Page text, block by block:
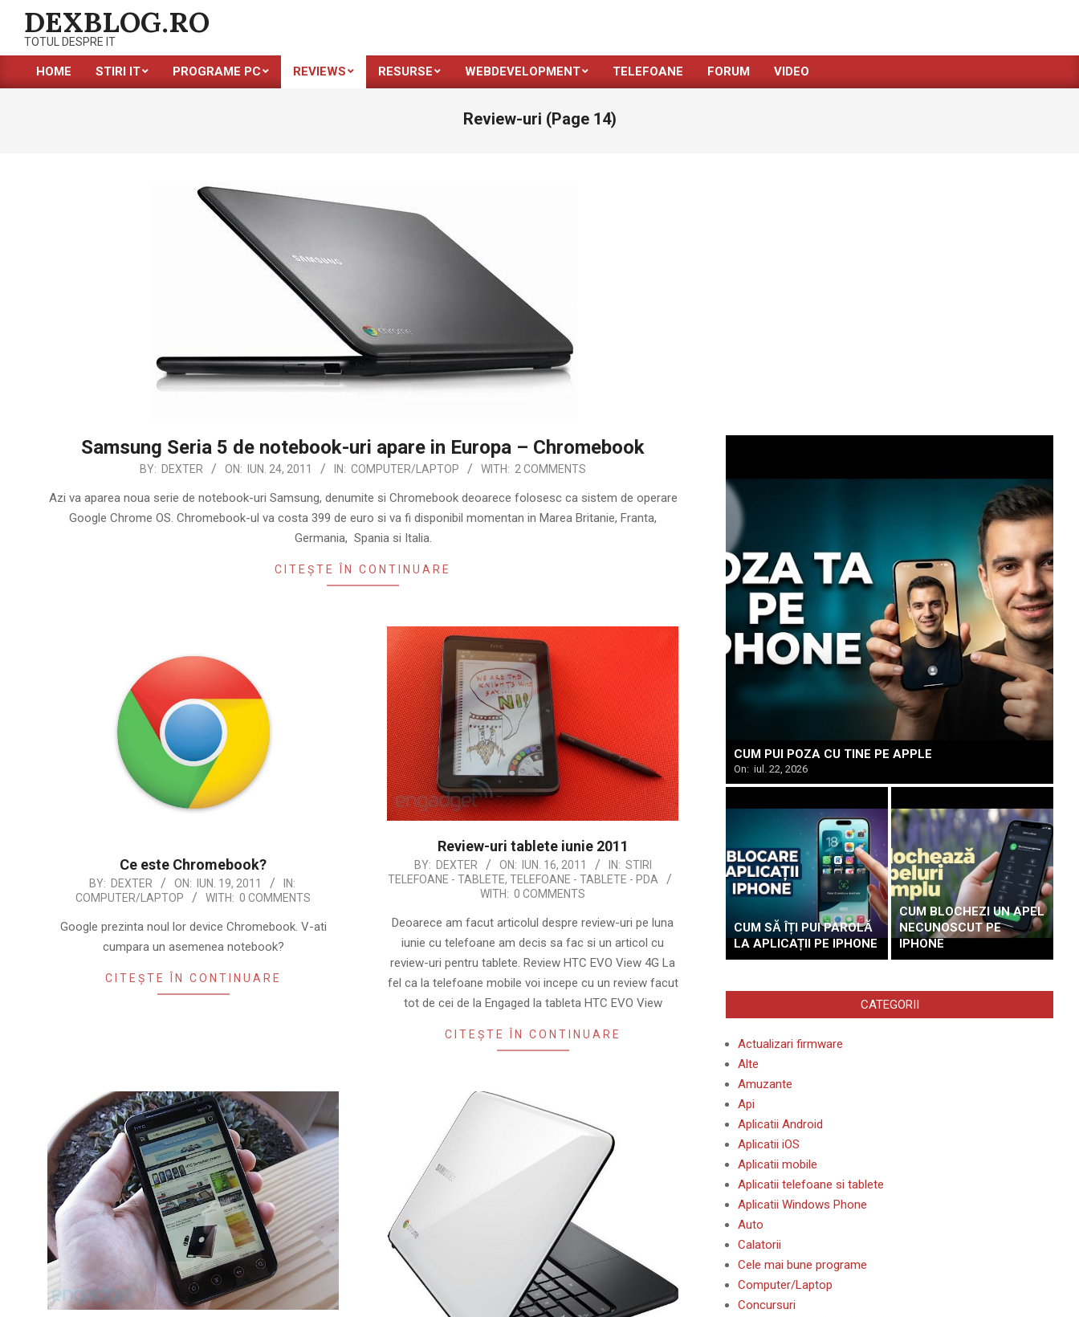
content
DEXBLOG.RO
TOTUL DESPRE IT
Primary
HOME STIRI IT PROGRAME PC REVIEWS RESURSE WEBDEVELOPMENT TELEFOANE FORUM VIDEO
Review-uri (Page 14)
Samsung Seria 5 de notebook-uri apare in Europa – Chromebook
BY: DEXTER ON: IUN. 24, 2011 IN: COMPUTER/LAPTOP WITH: 2 COMMENTS
Azi va aparea noua serie de notebook-uri Samsung, denumite si Chromebook deoarece folosesc ca sistem de operare
Google Chrome OS. Chromebook-ul va costa 399 de euro si va fi disponibil momentan in Marea Britanie, Franta,
Germania, Spania si Italia.
CITEȘTE ÎN CONTINUARE
Ce este Chromebook?
BY: DEXTER ON: IUN. 19, 2011
IN:
COMPUTER/LAPTOP
WITH: 0 COMMENTS
Google prezinta noul lor device Chromebook. V-ati
cumpara un asemenea notebook?
CITEȘTE ÎN CONTINUARE
Review-uri tablete iunie 2011
2011-
06-
BY: DEXTER ON: IUN. 16, 2011 IN: STIRI
TELEFOANE - TABLETE, TELEFOANE - TABLETE - PDA
WITH: 0 COMMENTS
Deoarece am facut articolul despre review-uri pe luna
iunie cu telefoane am decis sa fac si un articol cu
review-uri pentru tablete. Review HTC EVO View 4G La
fel ca la telefoane mobile voi incepe cu un review facut
tot de cei de la Engaged la tableta HTC EVO View
CITEȘTE ÎN CONTINUARE
CUM PUI POZA CU TINE PE APPLE
On: iul. 22, 2026
CUM SĂ ÎȚI PUI PAROLĂ
LA APLICAȚII PE IPHONE
CUM BLOCHEZI UN APEL
NECUNOSCUT PE
IPHONE
CATEGORII
Actualizari firmware
Alte
Amuzante
Api
Aplicatii Android
Aplicatii iOS
Aplicatii mobile
Aplicatii telefoane si tablete
Aplicatii Windows Phone
Auto
Calatorii
Cele mai bune programe
Computer/Laptop
Concursuri